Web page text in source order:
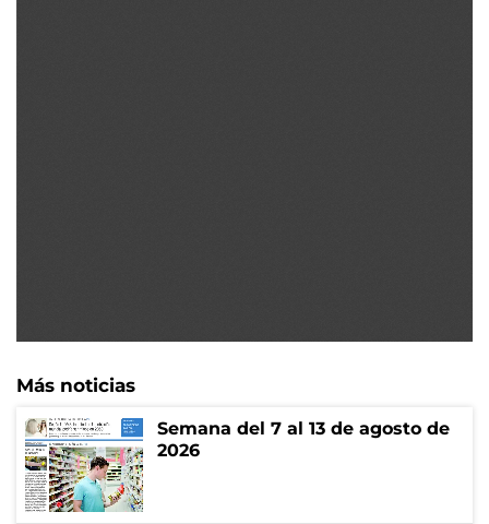
Más noticias
Semana del 7 al 13 de agosto de
2026